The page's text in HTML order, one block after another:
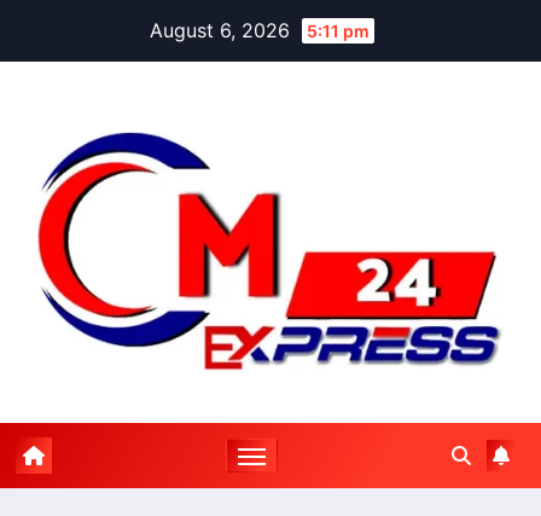
August 6, 2026 5:11 pm